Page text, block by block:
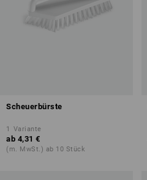
Scheuerbürste
1 Variante
ab 4,31 €
(m. MwSt.) ab 10 Stück